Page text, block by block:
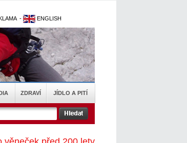
- ENGLISH
ZDRAVÍ JÍDLO A PITÍ